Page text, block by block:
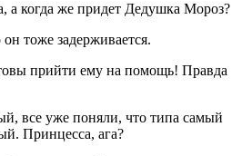
а когда же придет Дедушка Мороз?
он тоже задерживается.
прийти ему на помощь! Правда
все уже поняли, что типа самый
Принцесса, ага?